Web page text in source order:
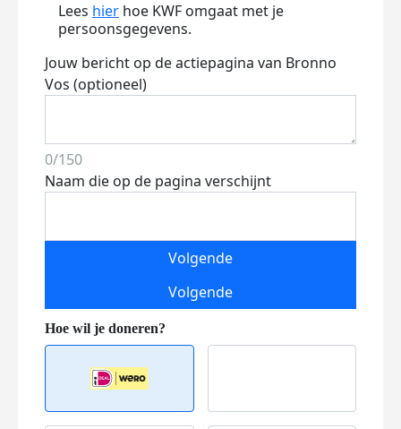
Lees hier hoe KWF omgaat met je
persoonsgegevens.
Jouw bericht op de actiepagina van Bronno
Vos (optioneel)
0/150
Naam die op de pagina verschijnt
Volgende
Volgende